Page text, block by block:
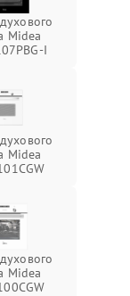
Midea
I
Midea
Midea